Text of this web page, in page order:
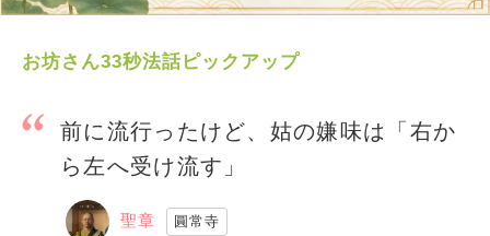
お坊さん33秒法話ピックアップ
前に流行ったけど、姑の嫌味は「右か
ら左へ受け流す」
聖章 圓常寺